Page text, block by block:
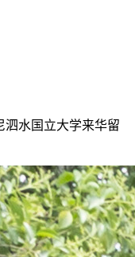
泗水国立大学来华留